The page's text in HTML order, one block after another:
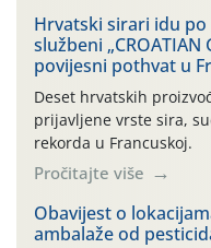
Hrvatski sirari idu
službeni „CROATIAN
povijesni pothvat u
Deset hrvatskih
prijavljene vrste sira,
rekorda u Francuskoj.
Pročitajte više
Obavijest o
ambalaže od